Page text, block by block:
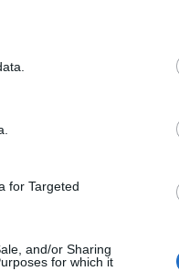
for Targeted
and/or Sharing
for which it
(Vids)